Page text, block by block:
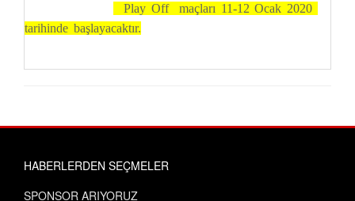
Play Off maçları 11-12 Ocak 2020
tarihinde başlayacaktır.
HABERLERDEN SEÇMELER
SPONSOR ARIYORUZ